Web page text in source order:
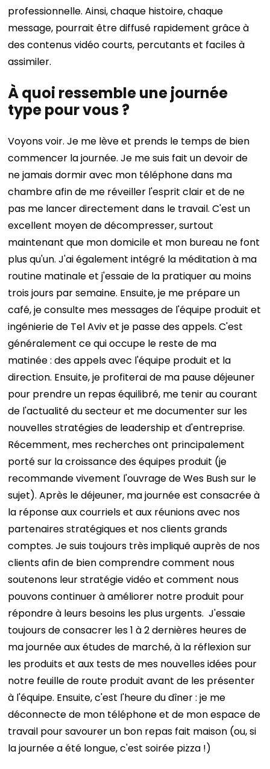
professionnelle. Ainsi, chaque histoire, chaque
message, pourrait être diffusé rapidement grâce à
des contenus vidéo courts, percutants et faciles à
assimiler.
À quoi ressemble une journée
type pour vous ?
Voyons voir. Je me lève et prends le temps de bien
commencer la journée. Je me suis fait un devoir de
ne jamais dormir avec mon téléphone dans ma
chambre afin de me réveiller l'esprit clair et de ne
pas me lancer directement dans le travail. C'est un
excellent moyen de décompresser, surtout
maintenant que mon domicile et mon bureau ne font
plus qu'un. J'ai également intégré la méditation à ma
routine matinale et j'essaie de la pratiquer au moins
trois jours par semaine. Ensuite, je me prépare un
café, je consulte mes messages de l'équipe produit et
ingénierie de Tel Aviv et je passe des appels. C'est
généralement ce qui occupe le reste de ma
matinée : des appels avec l'équipe produit et la
direction. Ensuite, je profiterai de ma pause déjeuner
pour prendre un repas équilibré, me tenir au courant
de l'actualité du secteur et me documenter sur les
nouvelles stratégies de leadership et d'entreprise.
Récemment, mes recherches ont principalement
porté sur la croissance des équipes produit (je
recommande vivement l'ouvrage de Wes Bush sur le
sujet). Après le déjeuner, ma journée est consacrée à
la réponse aux courriels et aux réunions avec nos
partenaires stratégiques et nos clients grands
comptes. Je suis toujours très impliqué auprès de nos
clients afin de bien comprendre comment nous
soutenons leur stratégie vidéo et comment nous
pouvons continuer à améliorer notre produit pour
répondre à leurs besoins les plus urgents. J'essaie
toujours de consacrer les 1 à 2 dernières heures de
ma journée aux études de marché, à la réflexion sur
les produits et aux tests de mes nouvelles idées pour
notre feuille de route produit avant de les présenter
à l'équipe. Ensuite, c'est l'heure du dîner : je me
déconnecte de mon téléphone et de mon espace de
travail pour savourer un bon repas fait maison (ou, si
la journée a été longue, c'est soirée pizza !)